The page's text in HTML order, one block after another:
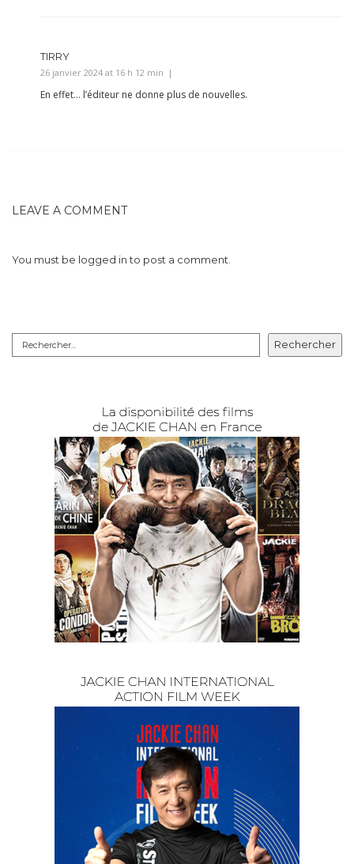
TIRRY
26 janvier 2024 at 16 h 12 min
En effet… l’éditeur ne donne plus de nouvelles.
LEAVE A COMMENT
You must be logged into post a comment.
Rechercher
Rechercher